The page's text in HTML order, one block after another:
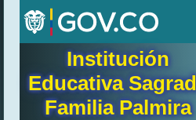
Institución
Educativa
Familia Palmira